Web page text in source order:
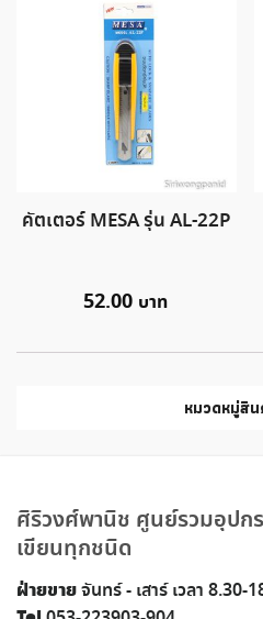
คัตเตอร์ MESA รุ่น AL-22P
52.00
หมวดหมู่สิน
ศิริวงศ์พานิช ศูนย์รวมอุปก
เขียนทุกชนิด
ฝ่ายขายจันทร์ - เสาร์ เวลา 8.30-